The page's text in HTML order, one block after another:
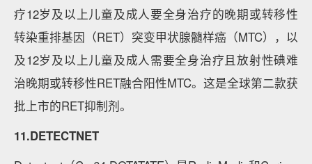
疗12岁及以上儿童及成人要全身治疗的晚期或转移性
转染重排基因（RET）突变甲状腺髓样癌（MTC），以
及12岁及以上儿童及成人需要全身治疗且放射性碘难
治晚期或转移性RET融合阳性MTC。这是全球第二款获
批上市的RET抑制剂。
11.DETECTNET